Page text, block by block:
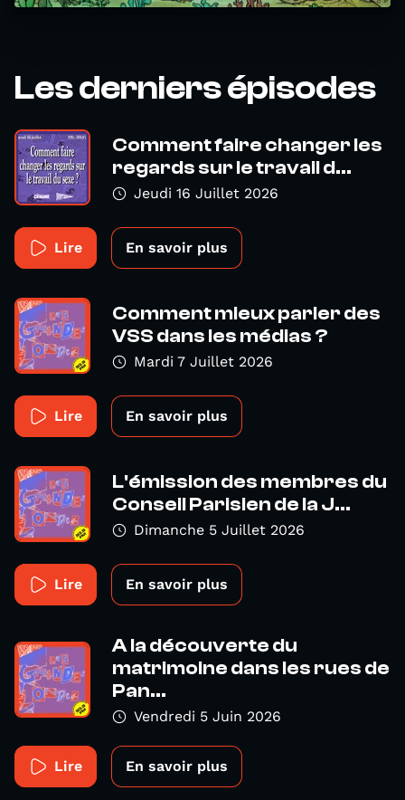
Les derniers épisodes
Comment faire changer les
regards sur le travail d...
Jeudi 16 Juillet 2026
Lire En savoir plus
Comment mieux parler des
VSS dans les médias ?
Mardi 7 Juillet 2026
Lire En savoir plus
L'émission des membres du
Conseil Parisien de la J...
Dimanche 5 Juillet 2026
Lire En savoir plus
A la découverte du
matrimoine dans les rues de
Pan...
Vendredi 5 Juin 2026
Lire En savoir plus